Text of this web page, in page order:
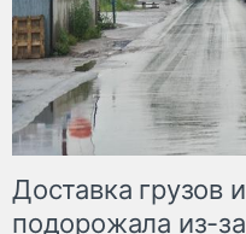
Доставка грузов
подорожала из-